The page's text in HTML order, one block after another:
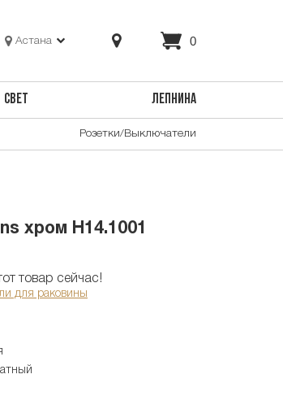
Астана 0
СВЕТ ЛЕПНИНА
Розетки/Выключатели
хром H14.1001
товар сейчас!
для раковины